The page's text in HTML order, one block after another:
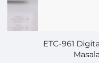
ETC-961 Digital
Masalalar